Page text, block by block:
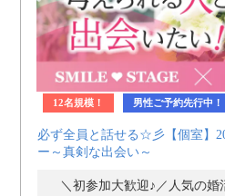
12名規模！ 男性ご予約先行中！
必ず全員と話せる☆彡【個室】
ー～真剣な出会い～
＼初参加大歓迎♪／人気の